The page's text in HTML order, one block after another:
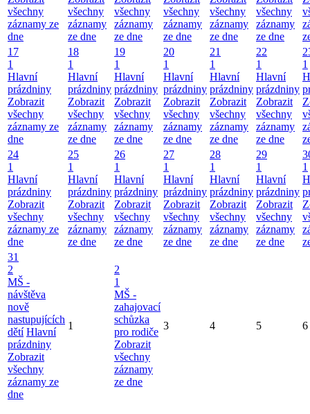
všechny
záznamy ze
dne
všechny
záznamy
ze dne
všechny
záznamy
ze dne
všechny
záznamy
ze dne
všechny
záznamy
ze dne
všechny
záznamy
ze dne
17
1
Hlavní
prázdniny
Zobrazit
všechny
záznamy ze
dne
18
1
Hlavní
prázdniny
Zobrazit
všechny
záznamy
ze dne
19
1
Hlavní
prázdniny
Zobrazit
všechny
záznamy
ze dne
20
1
Hlavní
prázdniny
Zobrazit
všechny
záznamy
ze dne
21
1
Hlavní
prázdniny
Zobrazit
všechny
záznamy
ze dne
22
1
Hlavní
prázdniny
Zobrazit
všechny
záznamy
ze dne
1
24
1
Hlavní
prázdniny
Zobrazit
všechny
záznamy ze
dne
25
1
Hlavní
prázdniny
Zobrazit
všechny
záznamy
ze dne
26
1
Hlavní
prázdniny
Zobrazit
všechny
záznamy
ze dne
27
1
Hlavní
prázdniny
Zobrazit
všechny
záznamy
ze dne
28
1
Hlavní
prázdniny
Zobrazit
všechny
záznamy
ze dne
29
1
Hlavní
prázdniny
Zobrazit
všechny
záznamy
ze dne
1
31
2
MŠ -
návštěva
nově
nastupujících
dětí Hlavní
prázdniny
Zobrazit
všechny
záznamy ze
dne
1
2
1
MŠ -
zahajovací
schůzka
pro rodiče
Zobrazit
všechny
záznamy
ze dne
3 4 5 6